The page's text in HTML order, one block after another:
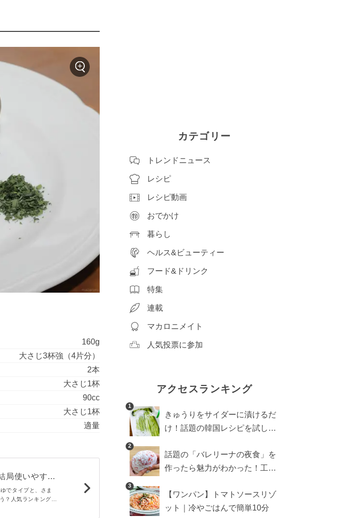
160g
大さじ3杯強（4片分）
2本
大さじ1杯
90cc
大さじ1杯
適量
局使いやすい
でタイプと、さま
？人気ランキングを
カテゴリー
トレンドニュース
レシピ
レシピ動画
おでかけ
暮らし
ヘルス&ビューティー
フード&ドリンク
特集
連載
マカロニメイト
人気投票に参加
アクセスランキング
1
きゅうりをサイダーに漬けるだ
け！話題の韓国レシピを試した
2
話題の「バレリーナの夜食」を
作ったら魅力がわかった！工程
3
【ワンパン】トマトソースリゾ
ット｜冷やごはんで簡単10分